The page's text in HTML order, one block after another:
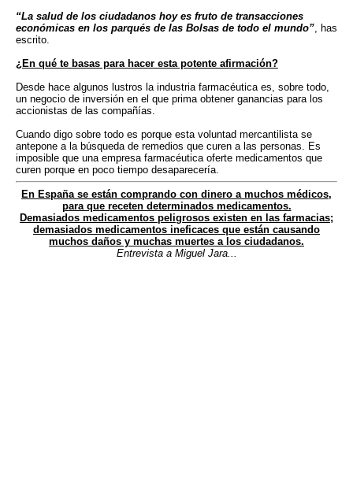
“La salud de los ciudadanos hoy es fruto de transacciones
económicas en los parqués de las Bolsas de todo el mundo”, has
escrito.
¿En qué te basas para hacer esta potente afirmación?
Desde hace algunos lustros la industria farmacéutica es, sobre todo,
un negocio de inversión en el que prima obtener ganancias para los
accionistas de las compañías.
Cuando digo sobre todo es porque esta voluntad mercantilista se
antepone a la búsqueda de remedios que curen a las personas. Es
imposible que una empresa farmacéutica oferte medicamentos que
curen porque en poco tiempo desaparecería.
En España se están comprando con dinero a muchos médicos,
para que receten determinados medicamentos.
Demasiados medicamentos peligrosos existen en las farmacias;
demasiados medicamentos ineficaces que están causando
muchos daños y muchas muertes a los ciudadanos.
Entrevista a Miguel Jara...